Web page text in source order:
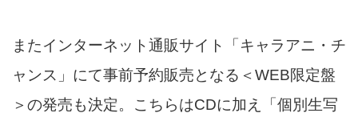
またインターネット通販サイト「キャラアニ・チ
ャンス」にて事前予約販売となる＜WEB限定盤
＞の発売も決定。こちらはCDに加え「個別生写